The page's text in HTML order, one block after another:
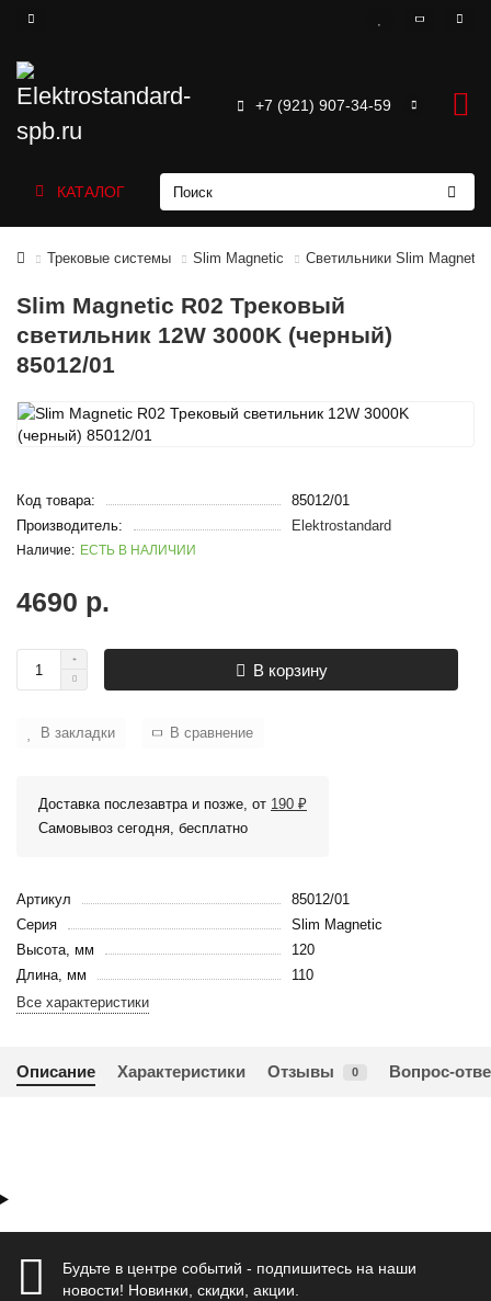
+7 (921) 907-34-59
КАТАЛОГ
Трековые системы Slim Magnetic Светильники Slim Magnetic
Slim Magnetic R02 Трековый
светильник 12W 3000K (черный)
85012/01
Код товара:
85012/01
Производитель:
Elektrostandard
ЕСТЬ В НАЛИЧИИ
4690 р.
В корзину
В закладки В сравнение
Доставка послезавтра и позже, от 190 ₽
Самовывоз сегодня, бесплатно
Артикул
85012/01
Серия
Slim Magnetic
Высота, мм
120
Длина, мм
110
Все характеристики
Описание Характеристики Отзывы 0 Вопрос-
Будьте в центре событий - подпишитесь на наши
новости! Новинки, скидки, акции.